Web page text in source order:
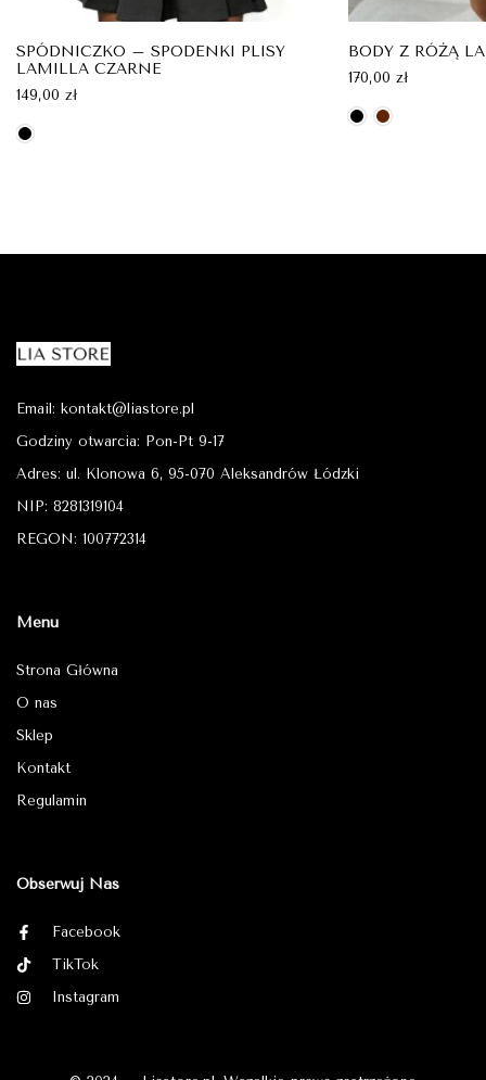
SPÓDNICZKO – SPODENKI PLISY
LAMILLA CZARNE
149,00 zł
BODY Z RÓŻĄ
170,00 zł
Email: kontakt@liastore.pl
Godziny otwarcia: Pon-Pt 9-17
Adres: ul. Klonowa 6, 95-070 Aleksandrów Łódzki
NIP: 8281319104
REGON: 100772314
Menu
Strona Główna
O nas
Sklep
Kontakt
Regulamin
Obserwuj Nas
Facebook
TikTok
Instagram